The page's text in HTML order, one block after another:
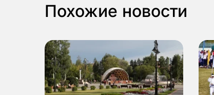
Похожие новости